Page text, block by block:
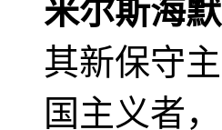
米尔斯海默
其新保守
国主义者